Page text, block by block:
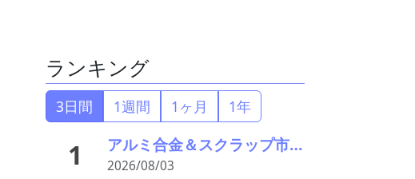
ランキング
3日間 1週間 1ヶ月 1年
1 アルミ合金＆スクラップ市場近況2026＃15 一段と深まる下落市況――「熊本地震による市況への影響は軽微」
2026/08/03